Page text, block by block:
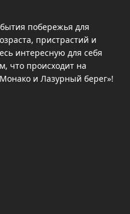
побережья для
пристрастий и
интересную для себя
что происходит на
и Лазурный берег»!